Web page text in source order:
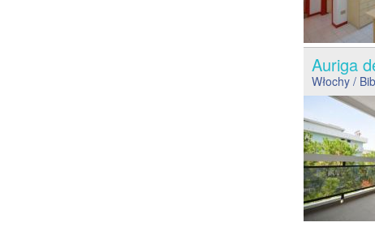
Auriga
Włochy /